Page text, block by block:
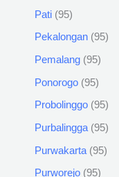
Pati 95
Pekalongan 95
Pemalang 95
Ponorogo 95
Probolinggo 95
Purbalingga 95
Purwakarta 95
Purworejo 95